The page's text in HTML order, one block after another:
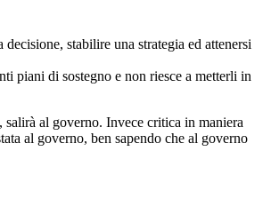
stabilire una strategia ed attenersi
piani di sostegno e non riesce a metterli in
al governo. Invece critica in maniera
al governo, ben sapendo che al governo